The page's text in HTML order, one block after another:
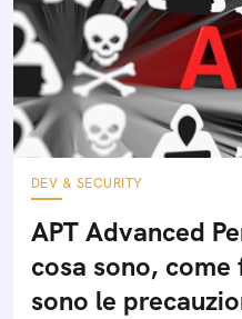
DEV & SECURITY
APT Advanced
cosa sono,
sono le